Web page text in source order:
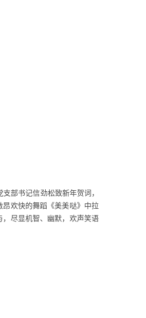
部书记信劲松致新年贺词，
欢快的舞蹈《美美哒》中拉
尽显机智、幽默，欢声笑语